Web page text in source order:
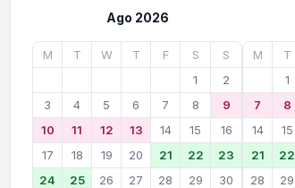
Ago 2026
M T W T F S
S
1
2
3
4 5 6 7 8
9
10
11 12 13 14 15
16
17
18 19 20 21 22
23
24
25 26 27 28 29
30
M T
1
7
8
14
15
21
22
28
29